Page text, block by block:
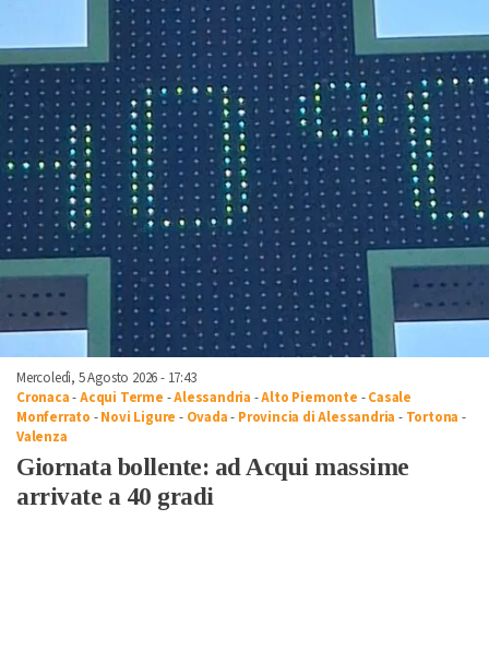
Mercoledì, 5 Agosto 2026 - 17:43
Cronaca-Acqui Terme -Alessandria -Alto Piemonte -Casale
Monferrato -Novi Ligure - Ovada- Provincia di Alessandria - Tortona -
Valenza
Giornata bollente: ad Acqui massime
arrivate a 40 gradi